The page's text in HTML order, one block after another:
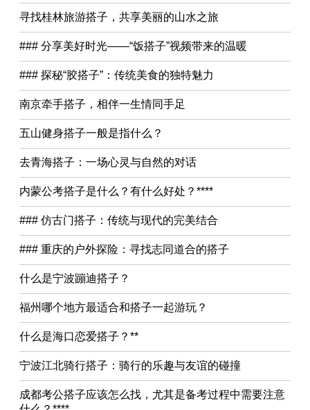
寻找桂林旅游搭子，共享美丽的山水之旅
### 分享美好时光——“饭搭子”视频带来的温暖
### 探秘“胶搭子”：传统美食的独特魅力
南京牵手搭子，相伴一生情同手足
五山健身搭子一般是指什么？
去青海搭子：一场心灵与自然的对话
内蒙公考搭子是什么？有什么好处？****
### 仿古门搭子：传统与现代的完美结合
### 重庆的户外探险：寻找志同道合的搭子
什么是宁波蹦迪搭子？
福州哪个地方最适合和搭子一起游玩？
什么是海口恋爱搭子？**
宁波江北骑行搭子：骑行的乐趣与友谊的碰撞
成都考公搭子应该怎么找，尤其是备考过程中需要注意